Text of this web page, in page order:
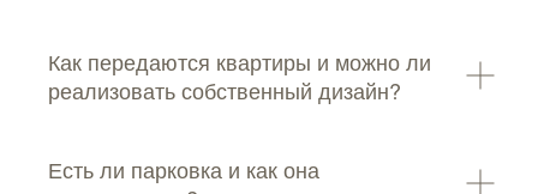
Как передаются квартиры и можно ли
реализовать собственный дизайн?
Есть ли парковка и как она